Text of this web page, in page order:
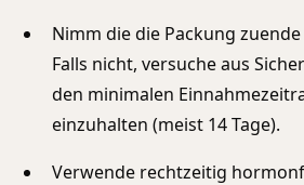
Nimm die die Packung
Falls nicht, versuche aus
den minimalen
einzuhalten (meist 14 Tage).
Verwende rechtzeitig